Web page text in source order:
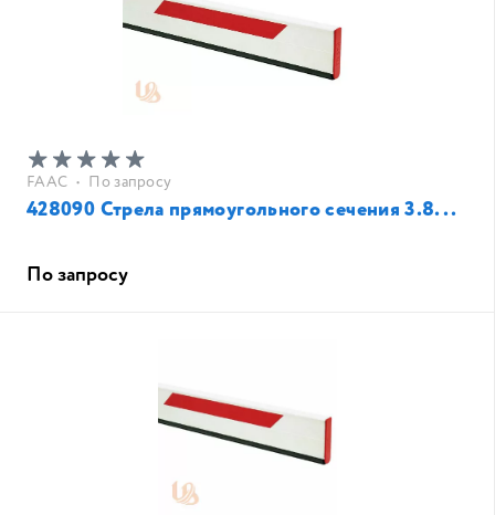
FAAC • По запросу
428090 Стрела прямоугольного сечения 3.8...
По запросу